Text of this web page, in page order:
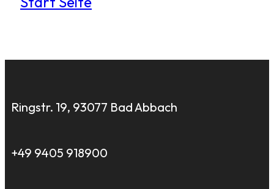
Ringstr. 19, 93077 Bad Abbach
+49 9405 918900